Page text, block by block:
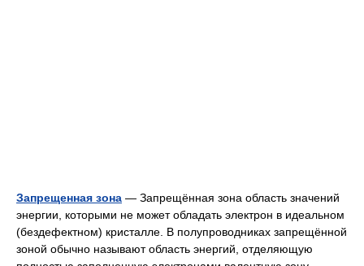
Запрещенная зона — Запрещённая зона область значений
энергии, которыми не может обладать электрон в идеальном
(бездефектном) кристалле. В полупроводниках запрещённой
зоной обычно называют область энергий, отделяющую